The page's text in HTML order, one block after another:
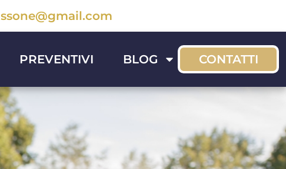
PREVENTIVI BLOG CONTATTI